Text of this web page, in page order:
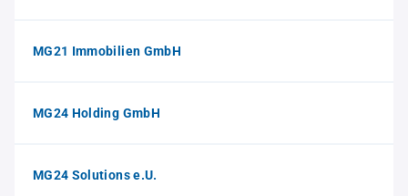
MG21 Immobilien GmbH
MG24 Holding GmbH
MG24 Solutions e.U.